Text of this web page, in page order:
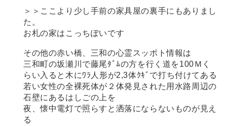
＞＞ここより少し手前の家具屋の裏手にもありまし
た。
お札の家はこっちぽいです
その他の赤い橋、三和の心霊スッポト情報は
三和町の坂瀬川で藤尾ﾀﾞﾑの方を行く道を100Ｍく
らい入ると木にﾜﾗ人形が2,3体ｸｷﾞで打ち付けてある
若い女性の全裸死体が２体発見された用水路周辺の
石壁にあるはしごの上を
夜、懐中電灯で照らすと洒落にならないものが見え
る